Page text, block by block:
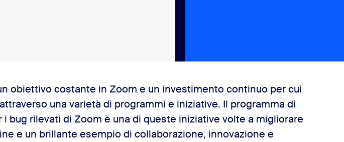
obiettivo costante in Zoom e un investimento continuo per cui
una varietà di programmi e iniziative. Il programma di
bug rilevati di Zoom è una di queste iniziative volte a migliorare
e un brillante esempio di collaborazione, innovazione e